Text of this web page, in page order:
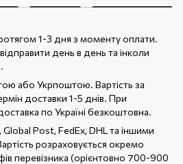
1-3 дня з моменту оплати.
день в день та інколи
або Укрпоштою. Вартість за
доставки 1-5 днів. При
по Україні безкоштовна.
Post, FedEx, DHL та іншими
розраховується окремо
перевізника (орієнтовно 700-900